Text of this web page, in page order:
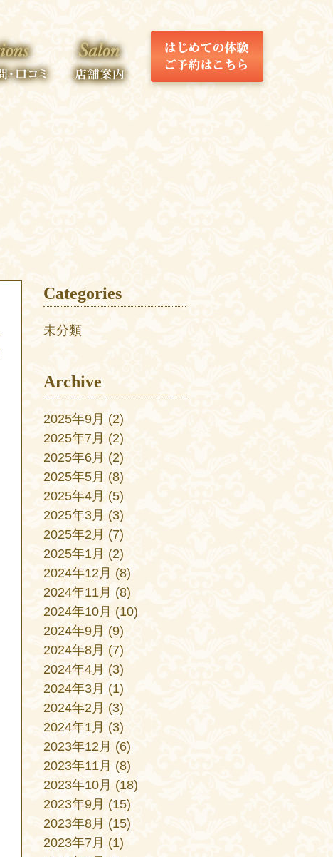
Categories
未分類
Archive
2025年9月 (2)
2025年7月 (2)
2025年6月 (2)
2025年5月 (8)
2025年4月 (5)
2025年3月 (3)
2025年2月 (7)
2025年1月 (2)
2024年12月 (8)
2024年11月 (8)
2024年10月 (10)
2024年9月 (9)
2024年8月 (7)
2024年4月 (3)
2024年3月 (1)
2024年2月 (3)
2024年1月 (3)
2023年12月 (6)
2023年11月 (8)
2023年10月 (18)
2023年9月 (15)
2023年8月 (15)
2023年7月 (1)